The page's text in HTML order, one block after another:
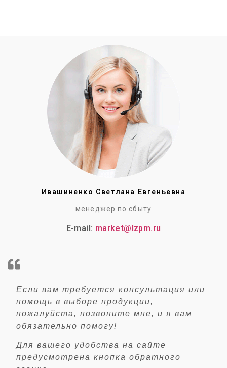
Ивашиненко Светлана Евгеньевна
менеджер по сбыту
E-mail: market@lzpm.ru
Если вам требуется консультация или
помощь в выборе продукции,
пожалуйста, позвоните мне, и я вам
обязательно помогу!
Для вашего удобства на сайте
предусмотрена кнопка обратного